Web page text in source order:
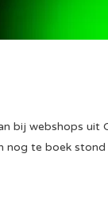
bij webshops uit
nog te boek stond